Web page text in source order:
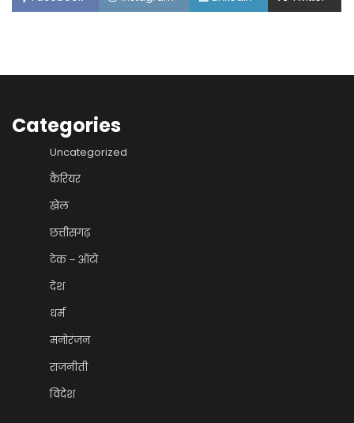
Categories
Uncategorized
कैरियर
खेल
छत्तीसगढ़
टेक – ऑटो
देश
धर्म
मनोरंजन
राजनीती
विदेश